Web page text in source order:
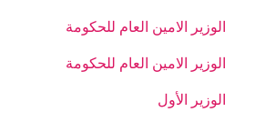
الوزير الامين العام للحكومة
الوزير الامين العام للحكومة
الوزير الأول